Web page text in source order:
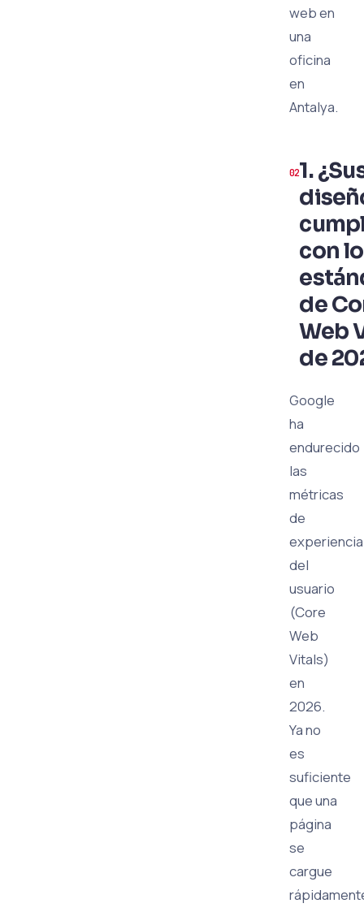
web en
una
oficina
en
Antalya.
1.
con
de
Web
de
Google
ha
endurecido
las
métricas
de
experiencia
del
usuario
(Core
Web
Vitals)
en
2026.
Ya no
es
suficiente
que una
página
se
cargue